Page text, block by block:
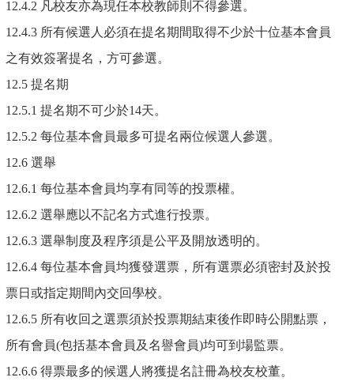
12.4.2 凡校友亦為現任本校教師則不得參選。
12.4.3 所有候選人必須在提名期間取得不少於十位基本會員
之有效簽署提名，方可參選。
12.5 提名期
12.5.1 提名期不可少於14天。
12.5.2 每位基本會員最多可提名兩位候選人參選。
12.6 選舉
12.6.1 每位基本會員均享有同等的投票權。
12.6.2 選舉應以不記名方式進行投票。
12.6.3 選舉制度及程序須是公平及開放透明的。
12.6.4 每位基本會員均獲發選票，所有選票必須密封及於投
票日或指定期間內交回學校。
12.6.5 所有收回之選票須於投票期結束後作即時公開點票，
所有會員(包括基本會員及名譽會員)均可到場監票。
12.6.6 得票最多的候選人將獲提名註冊為校友校董。